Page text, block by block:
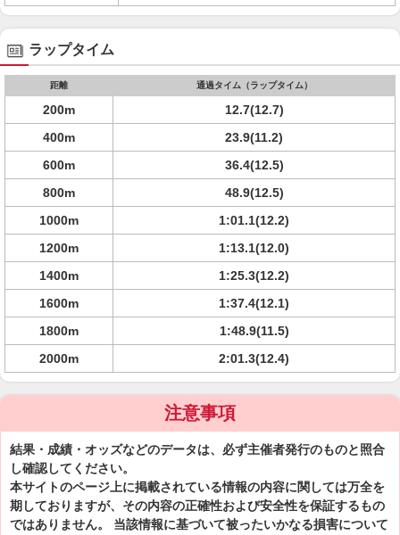
ラップタイム
距離 通過タイム（ラップタイム）
200m
12.7(12.7)
400m
23.9(11.2)
600m
36.4(12.5)
800m
48.9(12.5)
1000m
1:01.1(12.2)
1200m
1:13.1(12.0)
1400m
1:25.3(12.2)
1600m
1:37.4(12.1)
1800m
1:48.9(11.5)
2000m
2:01.3(12.4)
注意事項
結果・成績・オッズなどのデータは、必ず主催者発行のものと照合
し確認してください。
本サイトのページ上に掲載されている情報の内容に関しては万全を
期しておりますが、その内容の正確性および安全性を保証するもの
ではありません。 当該情報に基づいて被ったいかなる損害について